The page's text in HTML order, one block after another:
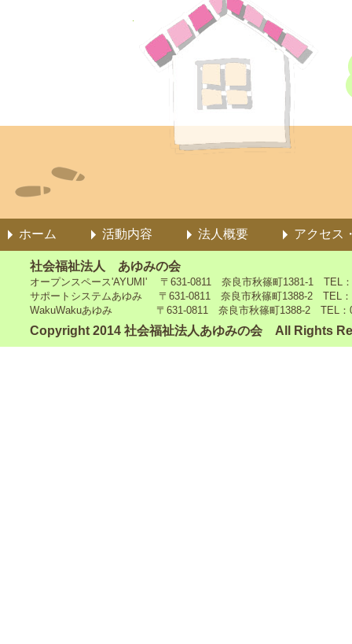
ホーム 活動内容 法人概要 アクセス
社会福祉法人 あゆみの会
オープンスペース'AYUMI' 〒631-0811 奈良市秋篠町1381-1 TEL
サポートシステムあゆみ 〒631-0811 奈良市秋篠町1388-2 TEL：
WakuWakuあゆみ 〒631-0811 奈良市秋篠町1388-2 TEL：
Copyright 2014 社会福祉法人あゆみの会 All Rights